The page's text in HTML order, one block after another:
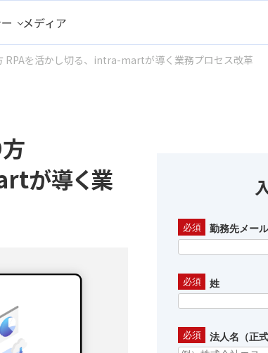
メディア
RPAを活かし切る、intra-martが導く業務プロセス改⾰
が導く業
勤務先メー
姓
法人名（正